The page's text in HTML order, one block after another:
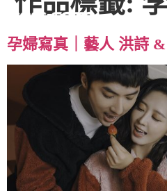
孕婦寫真｜藝人 洪詩